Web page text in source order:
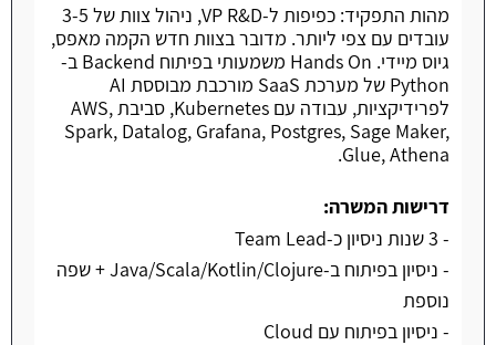
מהות התפקיד: כפיפות ל-VP R&D, ניהול צוות של 3-5
עובדים עם צפי ליותר. מדובר בצוות חדש הקמה מאפס,
גיוס מיידי. Hands On משמעותי בפיתוח Backend ב-
Python של מערכת SaaS מורכבת מבוססת AI
לפרידיקציות, עבודה עם Kubernetes, סביבת AWS,
Spark, Datalog, Grafana, Postgres, Sage Maker,
Glue, Athena.
דרישות המשרה:
- 3 שנות ניסיון כ-Team Lead
- ניסיון בפיתוח ב-Java/Scala/Kotlin/Clojure + שפה
נוספת
- ניסיון בפיתוח עם Cloud